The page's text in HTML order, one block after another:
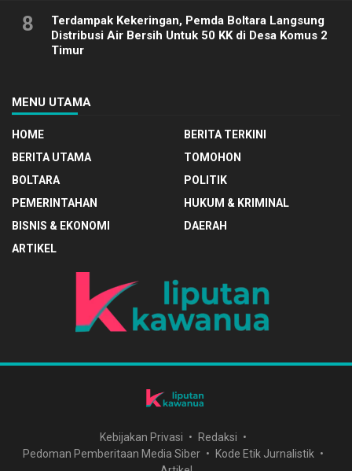
8
Terdampak Kekeringan, Pemda Boltara Langsung
Distribusi Air Bersih Untuk 50 KK di Desa Komus 2
Timur
MENU UTAMA
HOME
BERITA TERKINI
BERITA UTAMA
TOMOHON
BOLTARA
POLITIK
PEMERINTAHAN
HUKUM & KRIMINAL
BISNIS & EKONOMI
DAERAH
ARTIKEL
Kebijakan Privasi
Redaksi
Pedoman Pemberitaan Media Siber
Kode Etik Jurnalistik